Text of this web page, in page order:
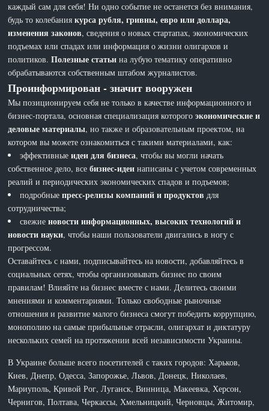
каждый сам для себя! Ни одно событие не останется без внимания,
будь то колебаниякурса рубля, гривны, евро или доллара,
изменения законов, сведения о новых стартапах, экономических
подъемах или спадах или информация о жизни олигархов и
политиков.Полезные статьи на лубую тематику оперативно
обрабатываются собственным штабом журналистов.
Проинформирован - значит вооружен
Мы позиционируем себя не только в качестве информационного и
бизнес-портала, основная специализация которогоэкономические и
деловые материалы, но также и образовательным проектом, на
котором вы можете ознакомиться с такими материалами, как:
эффективныеидеи для бизнеса, чтобы вы могли начать
собственное дело, всебизнес-идеи написаны с учетом современных
реалий и периодических экономических спадов и подъемов;
подробныепресс-релизы компаний и продуктов для
сотрудничества;
свежиеновости информационных, высоких технологий и
новости науки, чтобы наши пользователи двигались в ногу с
прогрессом.
Оставайтесь с нами, подписывайтесь на новости, добавляйтесь в
социальных сетях, чтобы организовывать бизнес по своим
правилам! Влияйте на бизнес вместе с нами. Делитесь своими
мнениями и комментариями. Только свободные рыночные
отношения и развитие малого бизнеса смогут победить коррупцию,
монополию на самые прибыльные отрасли, олигархат и диктатуру
нескольких семей на протяжении всей независимости Украины.
В Украине больше всего посетителей с таких городов: Харьков,
Киев, Днепр, Одесса, Запорожье, Львов, Донецк, Николаев,
Мариуполь, Кривой Рог, Луганск, Винница, Макеевка, Херсон,
Чернигов, Полтава, Черкассы, Хмельницкий, Черновцы, Житомир,